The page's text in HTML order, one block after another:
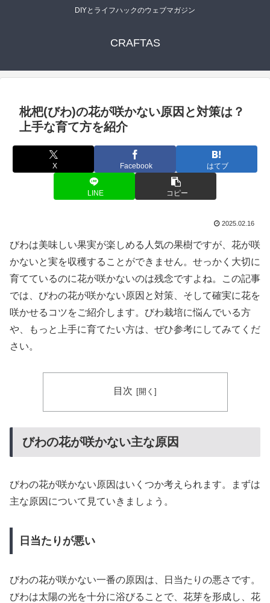
DIYとライフハックのウェブマガジン
CRAFTAS
枇杷(びわ)の花が咲かない原因と対策は？
上手な育て方を紹介
X Facebook はてブ
LINE コピー
2025.02.16
びわは美味しい果実が楽しめる人気の果樹ですが、花が咲
かないと実を収穫することができません。せっかく大切に
育てているのに花が咲かないのは残念ですよね。この記事
では、びわの花が咲かない原因と対策、そして確実に花を
咲かせるコツをご紹介します。びわ栽培に悩んでいる方
や、もっと上手に育てたい方は、ぜひ参考にしてみてくだ
さい。
目次
びわの花が咲かない主な原因
びわの花が咲かない原因はいくつか考えられます。まずは
主な原因について見ていきましょう。
日当たりが悪い
びわの花が咲かない一番の原因は、日当たりの悪さです。
びわは太陽の光を十分に浴びることで、花芽を形成し、花